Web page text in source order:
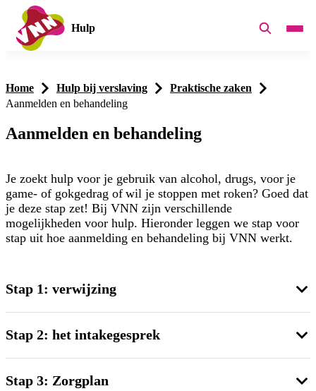
Hulp
Home Hulp bij verslaving
Praktische zaken
Aanmelden en behandeling
Aanmelden en behandeling
Je zoekt hulp voor je gebruik van alcohol, drugs, voor je
game- of gokgedrag of wil je stoppen met roken? Goed dat
je deze stap zet! Bij VNN zijn verschillende
mogelijkheden voor hulp. Hieronder leggen we stap voor
stap uit hoe aanmelding en behandeling bij VNN werkt.
Stap 1: verwijzing
Stap 2: het intakegesprek
Stap 3: Zorgplan